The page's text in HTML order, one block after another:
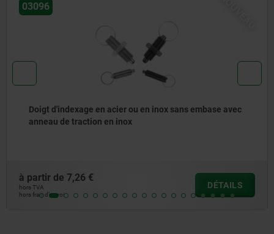
03092
Doigt d’indexage en acier ou en acier inoxydable,
modèle court, avec doigt fileté
à partir de8,83 €
hors TVA
hors frais d’envoi
DÉTAILS